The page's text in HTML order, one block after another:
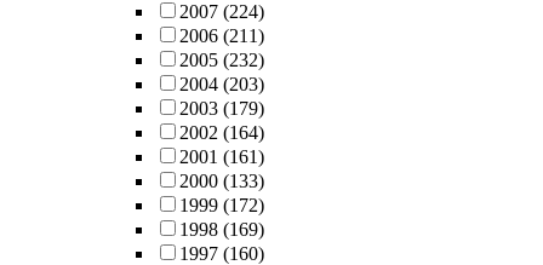
2007 (224)
2006 (211)
2005 (232)
2004 (203)
2003 (179)
2002 (164)
2001 (161)
2000 (133)
1999 (172)
1998 (169)
1997 (160)